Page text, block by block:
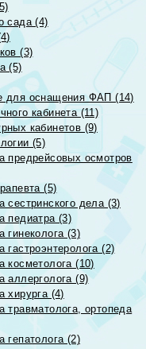
сада (4)
(3)
(5)
для оснащения ФАП (14)
кабинета (11)
кабинетов (9)
(5)
предрейсовых осмотров
(5)
сестринского дела (3)
педиатра (3)
гинеколога (3)
гастроэнтеролога (2)
косметолога (10)
аллерголога (9)
хирурга (4)
травматолога, ортопеда
гепатолога (2)